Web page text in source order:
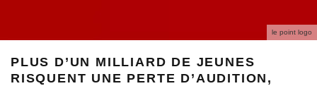
le point logo
PLUS D’UN MILLIARD DE JEUNES
RISQUENT UNE PERTE D’AUDITION,